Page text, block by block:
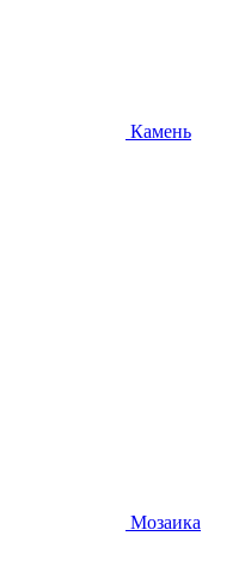
Камень
Мозаика